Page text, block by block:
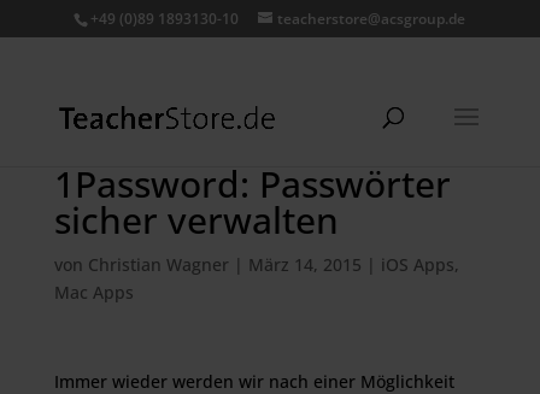
+49 (0)89 1893130-10 teacherstore@acsgroup.de
1Password: Passwörter
sicher verwalten
von Christian Wagner | März 14, 2015 | iOS Apps,
Mac Apps
Immer wieder werden wir nach einer Möglichkeit